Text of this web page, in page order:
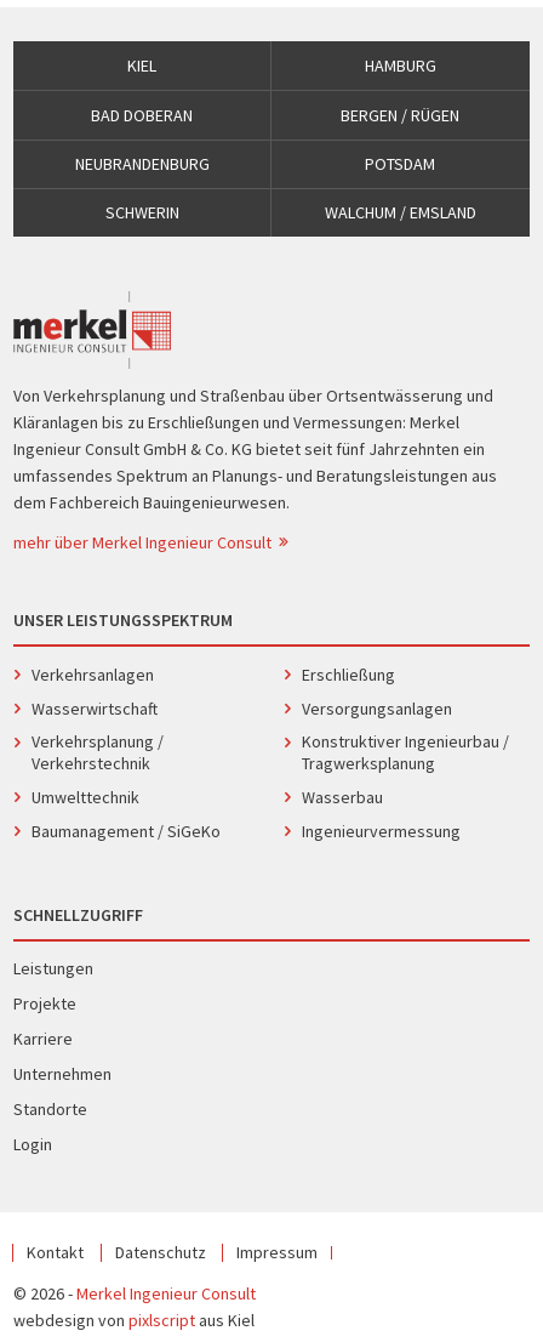
KIEL HAMBURG
BAD DOBERAN BERGEN / RÜGEN
NEUBRANDENBURG POTSDAM
SCHWERIN WALCHUM / EMSLAND
Von Verkehrsplanung und Straßenbau über Ortsentwässerung und
Kläranlagen bis zu Erschließungen und Vermessungen: Merkel
Ingenieur Consult GmbH & Co. KG bietet seit fünf Jahrzehnten ein
umfassendes Spektrum an Planungs- und Beratungsleistungen aus
dem Fachbereich Bauingenieurwesen.
mehr über Merkel Ingenieur Consult
UNSER LEISTUNGSSPEKTRUM
Verkehrsanlagen
Wasserwirtschaft
Verkehrsplanung /
Verkehrstechnik
Umwelttechnik
Baumanagement / SiGeKo
Erschließung
Versorgungsanlagen
Konstruktiver Ingenieurbau /
Tragwerksplanung
Wasserbau
Ingenieurvermessung
SCHNELLZUGRIFF
Leistungen
Projekte
Karriere
Unternehmen
Standorte
Login
Kontakt Datenschutz
Impressum
© 2026 -Merkel Ingenieur Consult
webdesign vonpixlscript aus Kiel